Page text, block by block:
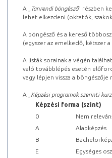
A „ Tanrendi böngésző” részben
lehet elkezdeni (oktatók,
A böngésző és a kereső
(egyszer az emelkedő, kétszer
A listák sorainak a végén
való továbblépés esetén
vagy lépjen vissza a
A „ Képzési programok szerinti
Képzési forma (szint)
0
Nem
A
Alapképzés
B
E
Egységes